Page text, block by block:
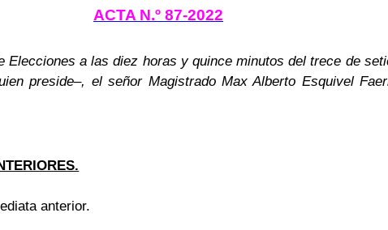
ACTA N.º 87-2022
Elecciones a las diez horas y quince minutos del trece de
preside–, el señor Magistrado Max Alberto Esquivel
anterior.